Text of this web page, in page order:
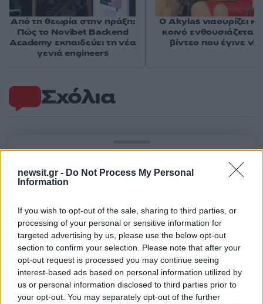
newsit.gr - Do Not Process My Personal
Information
If you wish to opt-out of the sale, sharing to third parties, or
processing of your personal or sensitive information for
targeted advertising by us, please use the below opt-out
section to confirm your selection. Please note that after your
opt-out request is processed you may continue seeing
interest-based ads based on personal information utilized by
us or personal information disclosed to third parties prior to
your opt-out. You may separately opt-out of the further
Σχόλια
2000 /2000
Υποβολή σχολίου
Από τη θεωρία στην πράξη:
Πώς το Novibet Backend
Academy εκπαιδεύει τη νέα
γενιά engineers
O Akylas νιαουρίζει
κοινό ενθουσιάζεται
βίντεο που έγινε